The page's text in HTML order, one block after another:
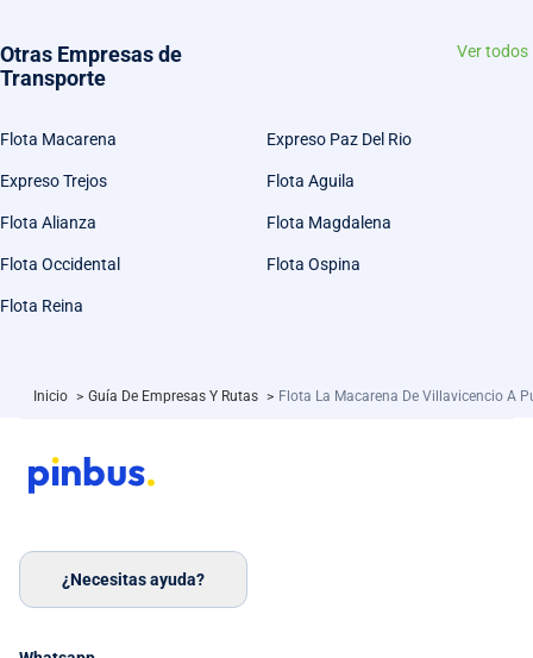
Otras Empresas de
Transporte
Ver todos
Flota Macarena Expreso Paz Del Rio
Expreso Trejos Flota Aguila
Flota Alianza Flota Magdalena
Flota Occidental Flota Ospina
Flota Reina
Inicio > Guía De Empresas Y Rutas > Flota La Macarena De Villavicencio A
¿Necesitas ayuda?